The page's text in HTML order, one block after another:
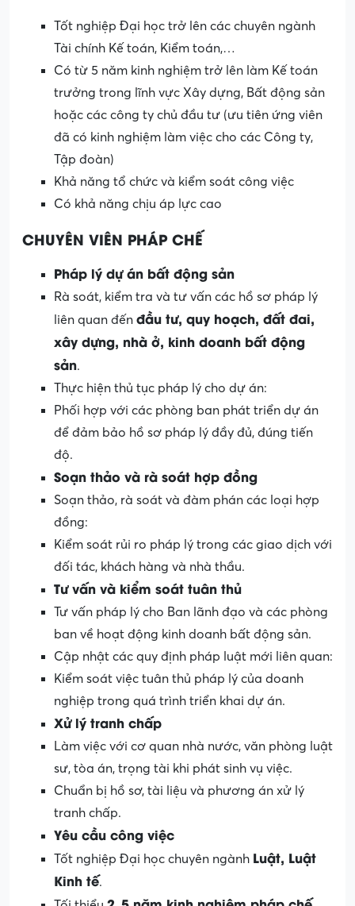
Tốt nghiệp Đại học trở lên các chuyên ngành
Tài chính Kế toán, Kiểm toán,…
Có từ 5 năm kinh nghiệm trở lên làm Kế toán
trưởng trong lĩnh vực Xây dựng, Bất động sản
hoặc các công ty chủ đầu tư (ưu tiên ứng viên
đã có kinh nghiệm làm việc cho các Công ty,
Tập đoàn)
Khả năng tổ chức và kiểm soát công việc
Có khả năng chịu áp lực cao
CHUYÊN VIÊN PHÁP CHẾ
Pháp lý dự án bất động sản
Rà soát, kiểm tra và tư vấn các hồ sơ pháp lý
liên quan đến đầu tư, quy hoạch, đất đai,
xây dựng, nhà ở, kinh doanh bất động
sản.
Thực hiện thủ tục pháp lý cho dự án:
Phối hợp với các phòng ban phát triển dự án
để đảm bảo hồ sơ pháp lý đầy đủ, đúng tiến
độ.
Soạn thảo và rà soát hợp đồng
Soạn thảo, rà soát và đàm phán các loại hợp
đồng:
Kiểm soát rủi ro pháp lý trong các giao dịch với
đối tác, khách hàng và nhà thầu.
Tư vấn và kiểm soát tuân thủ
Tư vấn pháp lý cho Ban lãnh đạo và các phòng
ban về hoạt động kinh doanh bất động sản.
Cập nhật các quy định pháp luật mới liên quan:
Kiểm soát việc tuân thủ pháp lý của doanh
nghiệp trong quá trình triển khai dự án.
Xử lý tranh chấp
Làm việc với cơ quan nhà nước, văn phòng luật
sư, tòa án, trọng tài khi phát sinh vụ việc.
Chuẩn bị hồ sơ, tài liệu và phương án xử lý
tranh chấp.
Yêu cầu công việc
Tốt nghiệp Đại học chuyên ngành Luật, Luật
Kinh tế.